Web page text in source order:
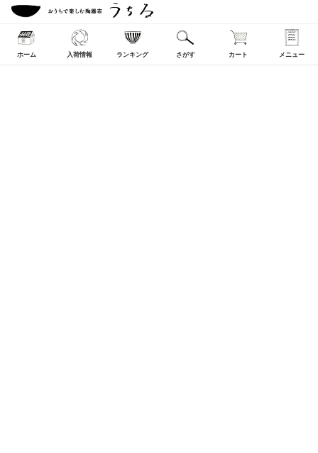
ホーム 入荷情報 ランキング さがす カート メニュー